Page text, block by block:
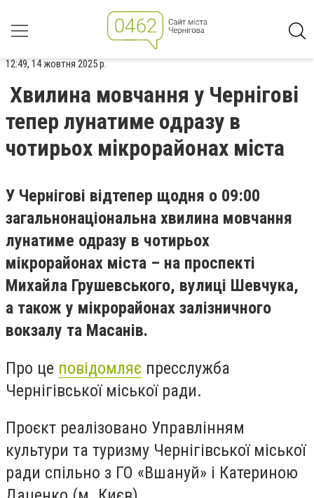
12:49, 14 жовтня 2025 р.
Хвилина мовчання у Чернігові
тепер лунатиме одразу в
чотирьох мікрорайонах міста
У Чернігові відтепер щодня о 09:00
загальнонаціональна хвилина мовчання
лунатиме одразу в чотирьох
мікрорайонах міста – на проспекті
Михайла Грушевського, вулиці Шевчука,
а також у мікрорайонах залізничного
вокзалу та Масанів.
Про це повідомляє пресслужба
Чернігівської міської ради.
Проєкт реалізовано Управлінням
культури та туризму Чернігівської міської
ради спільно з ГО «Вшануй» і Катериною